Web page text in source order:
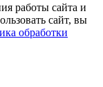
работы сайта и
сайт, вы
обработки